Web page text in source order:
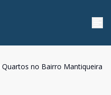
Quartos no Bairro Mantiqueira